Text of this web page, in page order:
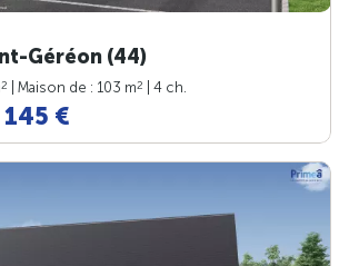
Géréon (44)
2 | Maison de : 103 m2
| 4 ch.
€